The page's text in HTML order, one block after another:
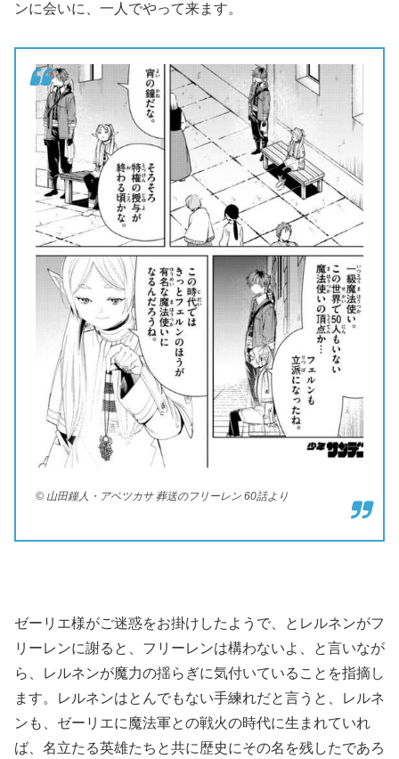
ンに会いに、一人でやって来ます。
© 山田鐘人・アベツカサ 葬送のフリーレン 60話より
ゼーリエ様がご迷惑をお掛けしたようで、とレルネンがフ
リーレンに謝ると、フリーレンは構わないよ、と言いなが
ら、レルネンが魔力の揺らぎに気付いていることを指摘し
ます。レルネンはとんでもない手練れだと言うと、レルネ
ンも、ゼーリエに魔法軍との戦火の時代に生まれていれ
ば、名立たる英雄たちと共に歴史にその名を残したであろ